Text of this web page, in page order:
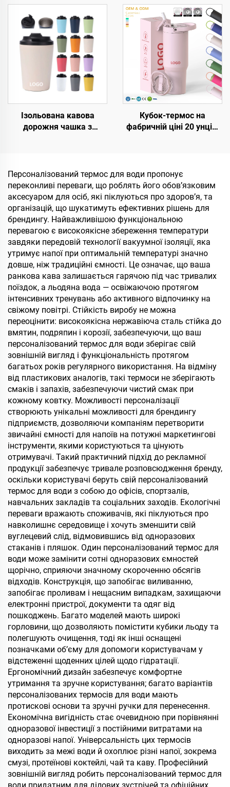
соломинкою,
портативний подорожній
келих, вакуумно-
ізольований термос з
ручкою
кавові кружки з
нержавіючої сталі,
вакуумний термос з
індивідуальним
логотипом
Ізольована кавова
дорожня чашка з
унцій, 16 унцій,
портативні вакуумні
кружки з подвійними
стінками з герметичним
кришкою
Кубок-термос на
фабричній ціні 20 унцій,
кубок, багаторазовий
термос з нержавіючої
сталі для сублімації
Персоналізований термос для води пропонує
переконливі переваги, що роблять його обов’язковим
аксесуаром для осіб, які піклуються про здоров’я, та
організацій, що шукатимуть ефективних рішень для
брендингу. Найважливішою функціональною
перевагою є високоякісне збереження температури
завдяки передовій технології вакуумної ізоляції, яка
утримує напої при оптимальній температурі значно
довше, ніж традиційні ємності. Це означає, що ваша
ранкова кава залишається гарячою під час тривалих
поїздок, а льодяна вода — освіжаючою протягом
інтенсивних тренувань або активного відпочинку на
свіжому повітрі. Стійкість виробу не можна
переоцінити: високоякісна нержавіюча сталь стійка до
вмятин, подряпин і корозії, забезпечуючи, що ваш
персоналізований термос для води зберігає свій
зовнішній вигляд і функціональність протягом
багатьох років регулярного використання. На відміну
від пластикових аналогів, такі термоси не зберігають
смаків і запахів, забезпечуючи чистий смак при
кожному ковтку. Можливості персоналізації
створюють унікальні можливості для брендингу
підприємств, дозволяючи компаніям перетворити
звичайні ємності для напоїв на потужні маркетингові
інструменти, якими користуються та цінують
отримувачі. Такий практичний підхід до рекламної
продукції забезпечує тривале розповсюдження бренду,
оскільки користувачі беруть свій персоналізований
термос для води з собою до офісів, спортзалів,
навчальних закладів та соціальних заходів. Екологічні
переваги вражають споживачів, які піклуються про
навколишнє середовище і хочуть зменшити свій
вуглецевий слід, відмовившись від одноразових
стаканів і пляшок. Один персоналізований термос для
води може замінити сотні одноразових ємностей
щорічно, сприяючи значному скороченню обсягів
відходів. Конструкція, що запобігає виливанню,
запобігає проливам і нещасним випадкам, захищаючи
електронні пристрої, документи та одяг від
пошкоджень. Багато моделей мають широкі
горловини, що дозволяють помістити кубики льоду та
полегшують очищення, тоді як інші оснащені
позначками об’єму для допомоги користувачам у
відстеженні щоденних цілей щодо гідратації.
Ергономічний дизайн забезпечує комфортне
утримання та зручне користування; багато варіантів
персоналізованих термосів для води мають
протискові основи та зручні ручки для перенесення.
Економічна вигідність стає очевидною при порівнянні
одноразової інвестиції з постійними витратами на
одноразові напої. Універсальність цих термосів
виходить за межі води й охоплює різні напої, зокрема
смузі, протеїнові коктейлі, чай та каву. Професійний
зовнішній вигляд робить персоналізований термос для